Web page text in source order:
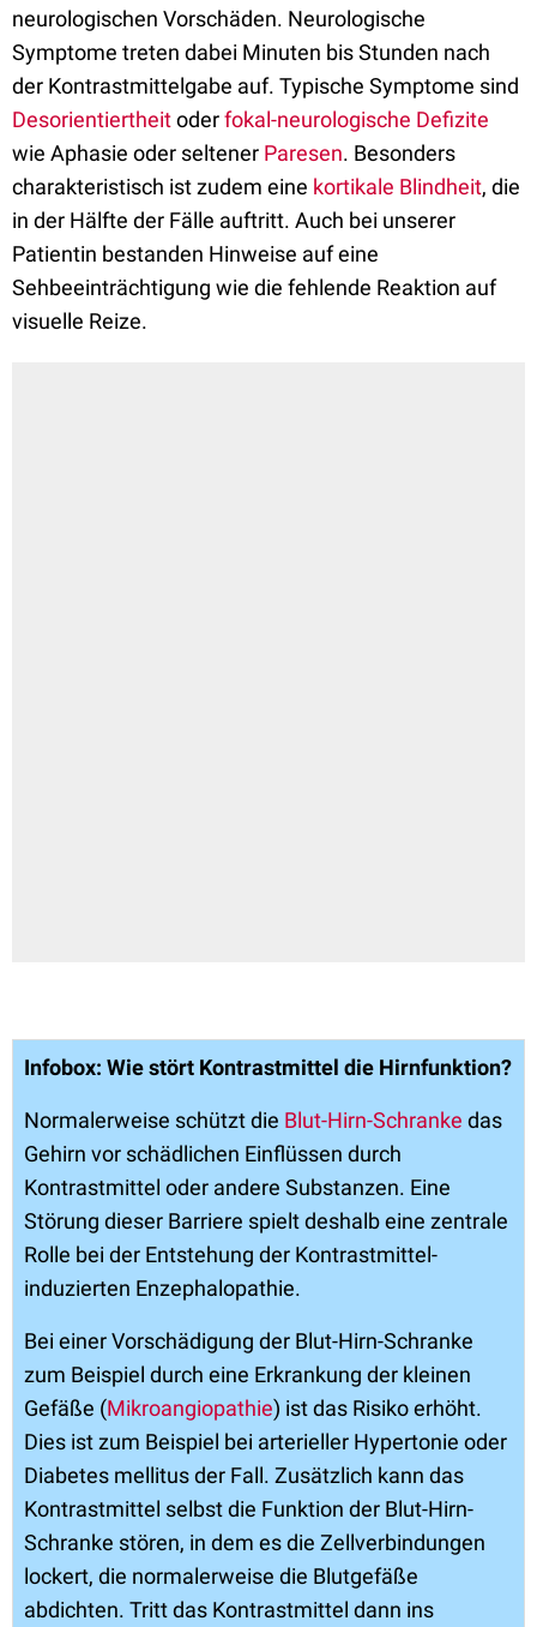
neurologischen Vorschäden. Neurologische
Symptome treten dabei Minuten bis Stunden nach
der Kontrastmittelgabe auf. Typische Symptome sind
Desorientiertheitoderfokal-neurologische Defizite
wie Aphasie oder seltener Paresen. Besonders
charakteristisch ist zudem eine kortikale Blindheit, die
in der Hälfte der Fälle auftritt. Auch bei unserer
Patientin bestanden Hinweise auf eine
Sehbeeinträchtigung wie die fehlende Reaktion auf
visuelle Reize.
Infobox: Wie stört Kontrastmittel die Hirnfunktion?
Normalerweise schützt die Blut-Hirn-Schranke das
Gehirn vor schädlichen Einflüssen durch
Kontrastmittel oder andere Substanzen. Eine
Störung dieser Barriere spielt deshalb eine zentrale
Rolle bei der Entstehung der Kontrastmittel-
induzierten Enzephalopathie.
Bei einer Vorschädigung der Blut-Hirn-Schranke
zum Beispiel durch eine Erkrankung der kleinen
Gefäße (Mikroangiopathie) ist das Risiko erhöht.
Dies ist zum Beispiel bei arterieller Hypertonie oder
Diabetes mellitus der Fall. Zusätzlich kann das
Kontrastmittel selbst die Funktion der Blut-Hirn-
Schranke stören, in dem es die Zellverbindungen
lockert, die normalerweise die Blutgefäße
abdichten. Tritt das Kontrastmittel dann ins